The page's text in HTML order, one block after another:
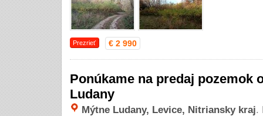
Prezrieť € 2 990
Ponúkame na predaj pozemok
Ludany
Mýtne Ludany, Levice, Nitriansky kraj.